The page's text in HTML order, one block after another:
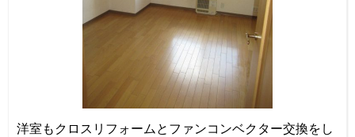
洋室もクロスリフォームとファンコンベクター交換をし